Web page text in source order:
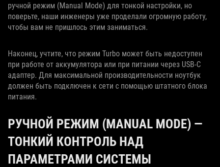
ручной режим (Manual Mode) для тонкой настройки, но
поверьте, наши инженеры уже проделали огромную работу,
чтобы вам не пришлось этим заниматься.
Наконец, учтите, что режим Turbo может быть недоступен
при работе от аккумулятора или при питании через USB-C
адаптер. Для максимальной производительности ноутбук
должен быть подключен к сети с помощью штатного блока
питания.
РУЧНОЙ РЕЖИМ (MANUAL MODE) —
ТОНКИЙ КОНТРОЛЬ НАД
ПАРАМЕТРАМИ СИСТЕМЫ